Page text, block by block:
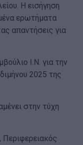
Η εισήγηση
ερωτήματα
απαντήσεις για
Ι.Ν. για την
2025 της
στην τύχη